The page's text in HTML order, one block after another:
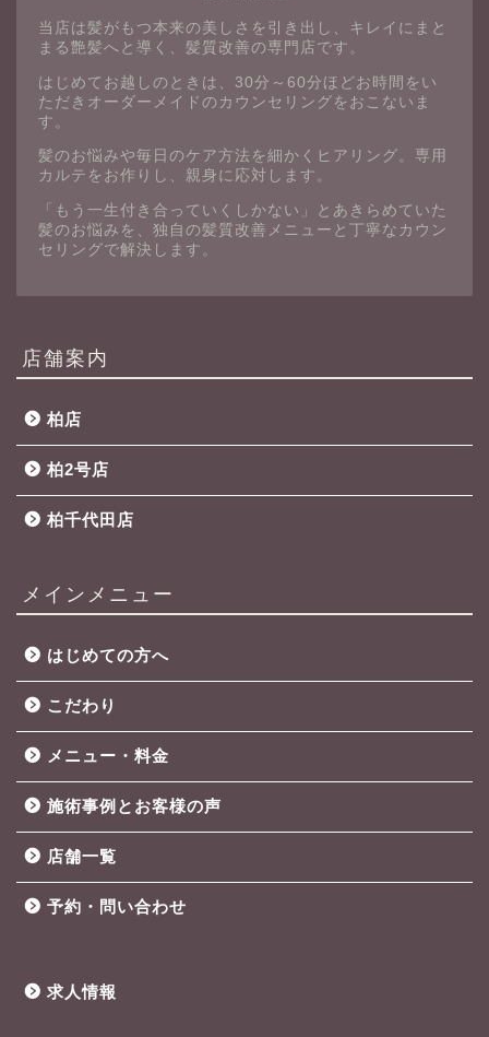
当店は髪がもつ本来の美しさを引き出し、キレイにまと
まる艶髪へと導く、髪質改善の専門店です。
はじめてお越しのときは、30分～60分ほどお時間をい
ただきオーダーメイドのカウンセリングをおこないま
す。
髪のお悩みや毎日のケア方法を細かくヒアリング。専用
カルテをお作りし、親身に応対します。
「もう一生付き合っていくしかない」とあきらめていた
髪のお悩みを、独自の髪質改善メニューと丁寧なカウン
セリングで解決します。
店舗案内
柏店
柏2号店
柏千代田店
メインメニュー
はじめての方へ
こだわり
メニュー・料金
施術事例とお客様の声
店舗一覧
予約・問い合わせ
求人情報